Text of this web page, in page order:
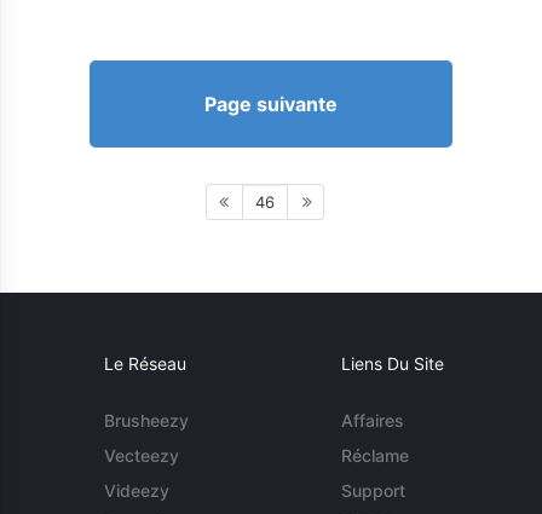
Page suivante
46
Le Réseau
Brusheezy
Vecteezy
Videezy
Liens Du Site
Affaires
Réclame
Support